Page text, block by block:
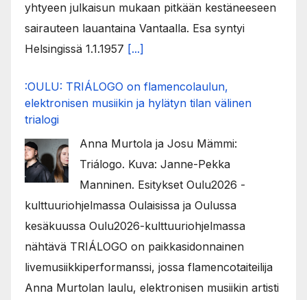
yhtyeen julkaisun mukaan pitkään kestäneeseen
sairauteen lauantaina Vantaalla. Esa syntyi
Helsingissä 1.1.1957 [...]
:OULU: TRIÁLOGO on flamencolaulun,
elektronisen musiikin ja hylätyn tilan välinen
trialogi
Anna Murtola ja Josu Mämmi:
Triálogo. Kuva: Janne-Pekka
Manninen. Esitykset Oulu2026 -
kulttuuriohjelmassa Oulaisissa ja Oulussa
kesäkuussa Oulu2026-kulttuuriohjelmassa
nähtävä TRIÁLOGO on paikkasidonnainen
livemusiikkiperformanssi, jossa flamencotaiteilija
Anna Murtolan laulu, elektronisen musiikin artisti